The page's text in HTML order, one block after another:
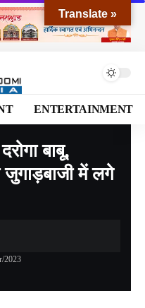
ENTERTAINMENT
>
बाबू,
में लगे
2023
Translate »